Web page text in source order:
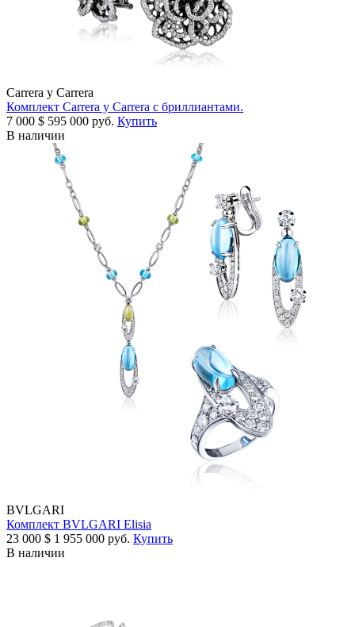
Carrera y Carrera
Комплект Carrera y Carrera с бриллиантами.
7 000 $ 595 000 руб. Купить
В наличии
BVLGARI
Комплект BVLGARI Elisia
23 000 $ 1 955 000 руб. Купить
В наличии